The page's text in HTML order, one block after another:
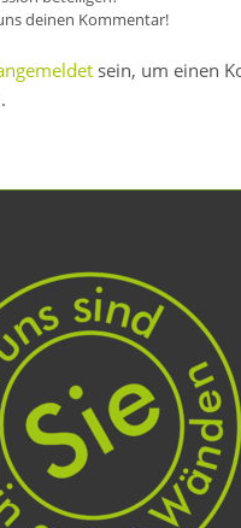
deinen Kommentar!
sein, um einen